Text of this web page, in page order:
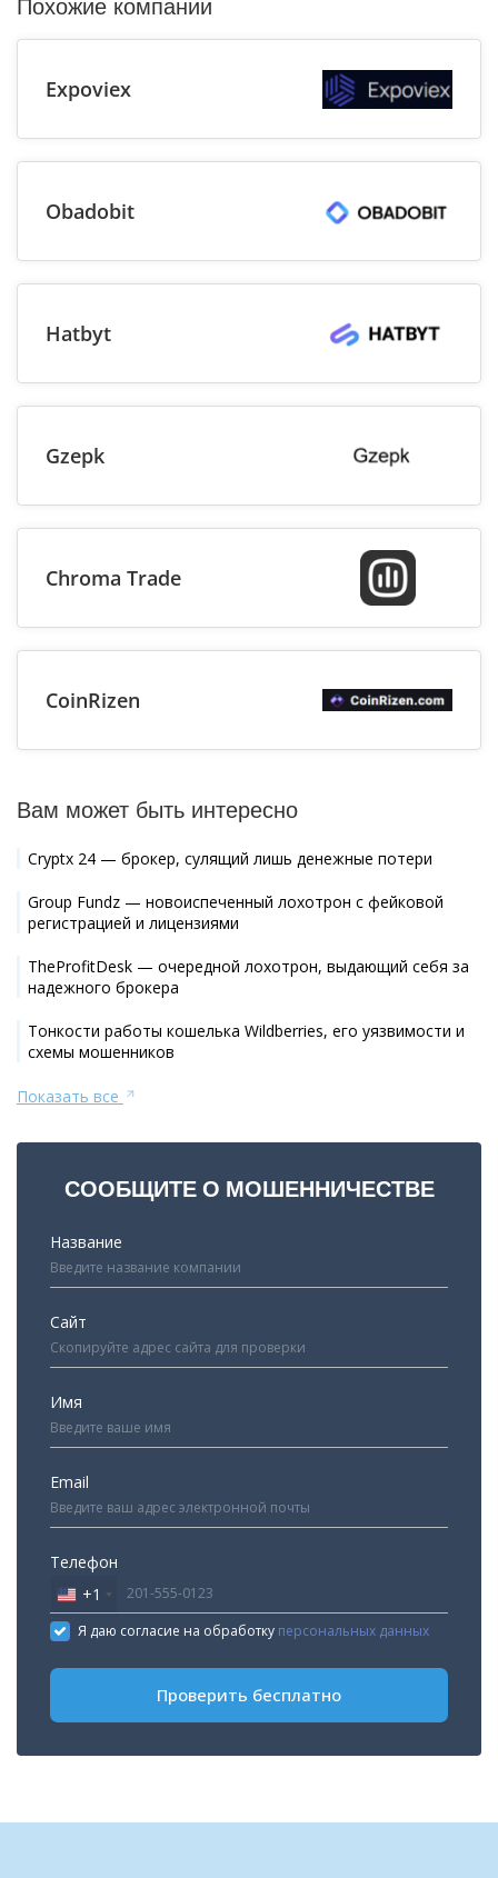
Похожие компании
Expoviex
Obadobit
Hatbyt
Gzepk
Chroma Trade
CoinRizen
Вам может быть интересно
Cryptx 24 — брокер, сулящий лишь денежные потери
Group Fundz — новоиспеченный лохотрон с фейковой
регистрацией и лицензиями
TheProfitDesk — очередной лохотрон, выдающий себя за
надежного брокера
Тонкости работы кошелька Wildberries, его уязвимости и
схемы мошенников
Показать все
СООБЩИТЕ О МОШЕННИЧЕСТВЕ
Название
Сайт
Имя
Email
Телефон
United
States
+1
+1
Я даю согласие на обработку персональных данных
Проверить бесплатно